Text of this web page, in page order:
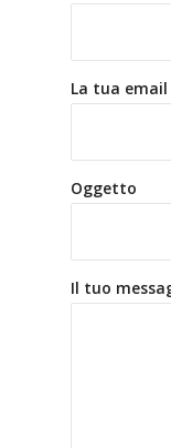
La tua email
Oggetto
Il tuo